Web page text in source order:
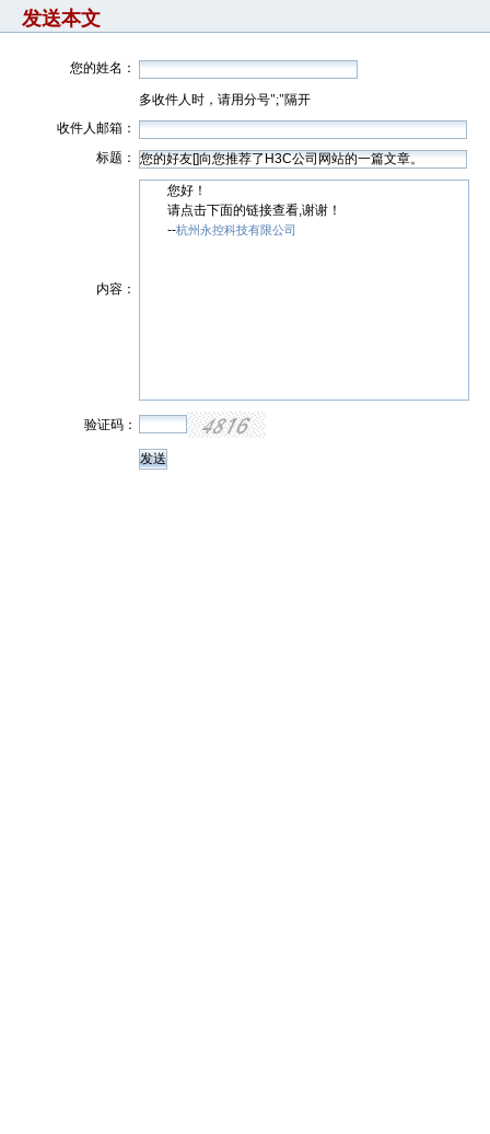
发送本文
您的姓名：
多收件人时，请用分号";"隔开
收件人邮箱：
标题：
内容：
您好！
请点击下面的链接查看,谢谢！
--杭州永控科技有限公司
验证码：